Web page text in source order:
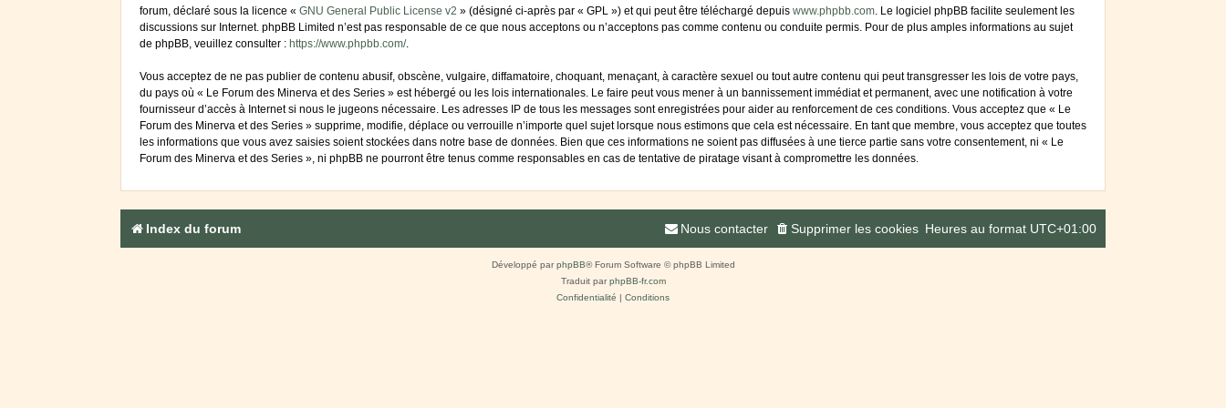
forum, déclaré sous la licence « GNU General Public License v2 » (désigné ci-après par « GPL ») et qui peut être téléchargé depuis www.phpbb.com. Le logiciel phpBB facilite seulement les
discussions sur Internet. phpBB Limited n’est pas responsable de ce que nous acceptons ou n’acceptons pas comme contenu ou conduite permis. Pour de plus amples informations au sujet
de phpBB, veuillez consulter : https://www.phpbb.com/.
Vous acceptez de ne pas publier de contenu abusif, obscène, vulgaire, diffamatoire, choquant, menaçant, à caractère sexuel ou tout autre contenu qui peut transgresser les lois de votre pays,
du pays où « Le Forum des Minerva et des Series » est hébergé ou les lois internationales. Le faire peut vous mener à un bannissement immédiat et permanent, avec une notification à votre
fournisseur d’accès à Internet si nous le jugeons nécessaire. Les adresses IP de tous les messages sont enregistrées pour aider au renforcement de ces conditions. Vous acceptez que « Le
Forum des Minerva et des Series » supprime, modifie, déplace ou verrouille n’importe quel sujet lorsque nous estimons que cela est nécessaire. En tant que membre, vous acceptez que toutes
les informations que vous avez saisies soient stockées dans notre base de données. Bien que ces informations ne soient pas diffusées à une tierce partie sans votre consentement, ni « Le
Forum des Minerva et des Series », ni phpBB ne pourront être tenus comme responsables en cas de tentative de piratage visant à compromettre les données.
Index du forum Heures au format UTC+01:00
Supprimer les cookies
Nous contacter
Développé parphpBB® Forum Software © phpBB Limited
Traduit parphpBB-fr.com
Confidentialité | Conditions